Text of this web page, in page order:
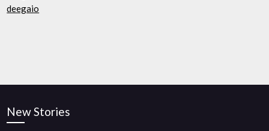
deegaio
New Stories